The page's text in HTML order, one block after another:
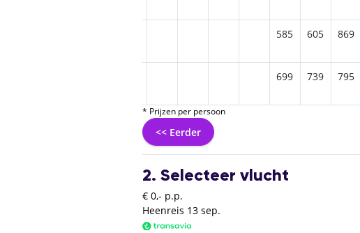
585 605 869
699 739 795
* Prijzen per persoon
<< Eerder
2. Selecteer vlucht
€ 0,- p.p.
Heenreis 13 sep.